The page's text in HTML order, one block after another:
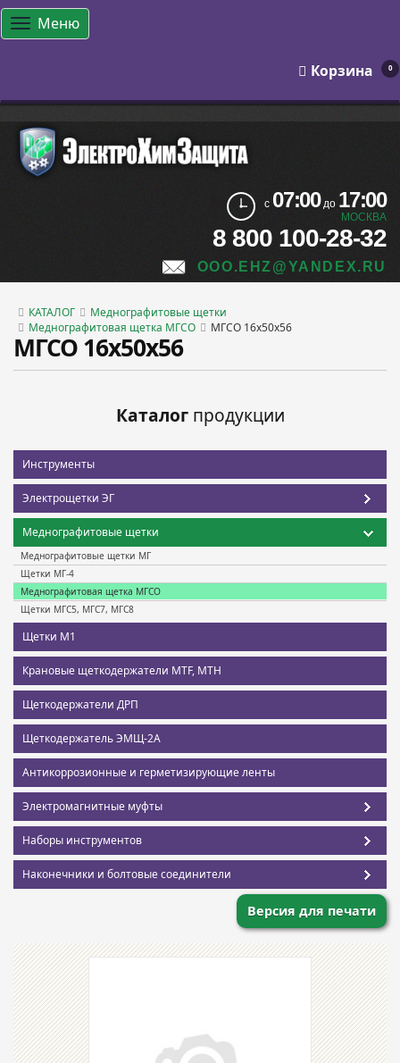
Меню
Корзина 0
с 07:00до 17:00
МОСКВА
8 800 100-28-32
OOO.EHZ@YANDEX.RU
КАТАЛОГ
Меднографитовые щетки
Меднографитовая щетка МГСО
МГСО 16х50х56
МГСО 16х50х56
Каталогпродукции
Инструменты
Электрощетки ЭГ
Меднографитовые щетки
Меднографитовые щетки МГ
Щетки МГ-4
Меднографитовая щетка МГСО
Щетки МГС5, МГС7, МГС8
Щетки М1
Крановые щеткодержатели MTF, MTH
Щеткодержатели ДРП
Щеткодержатель ЭМЩ-2А
Антикоррозионные и герметизирующие ленты
Электромагнитные муфты
Наборы инструментов
Наконечники и болтовые соединители
Версия для печати